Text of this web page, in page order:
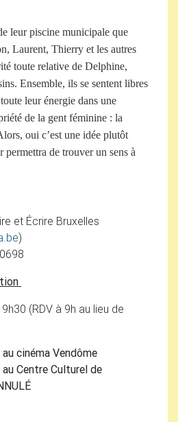
leur piscine municipale que
Laurent, Thierry et les autres
toute relative de Delphine,
Ensemble, ils se sentent libres
leur énergie dans une
de la gent féminine : la
oui c’est une idée plutôt
permettra de trouver un sens à
et Écrire Bruxelles
)
(RDV à 9h au lieu de
cinéma Vendôme
Centre Culturel de
É